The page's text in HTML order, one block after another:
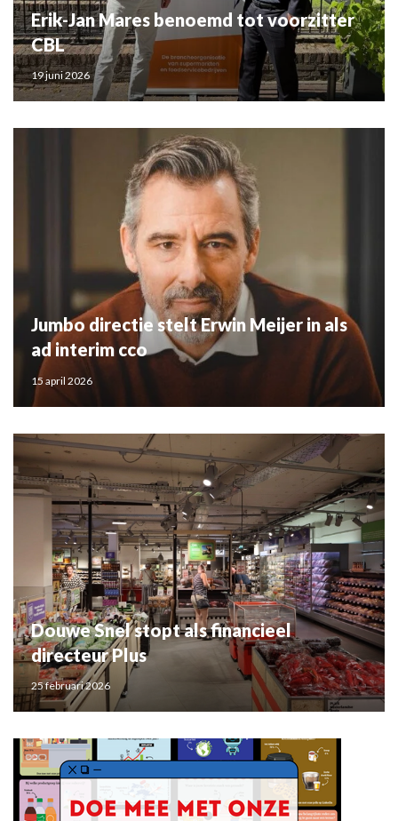
Erik-Jan Mares benoemd tot voorzitter
CBL
19 juni 2026
Jumbo directie stelt Erwin Meijer in als
ad interim cco
15 april 2026
Douwe Snel stopt als financieel
directeur Plus
25 februari 2026